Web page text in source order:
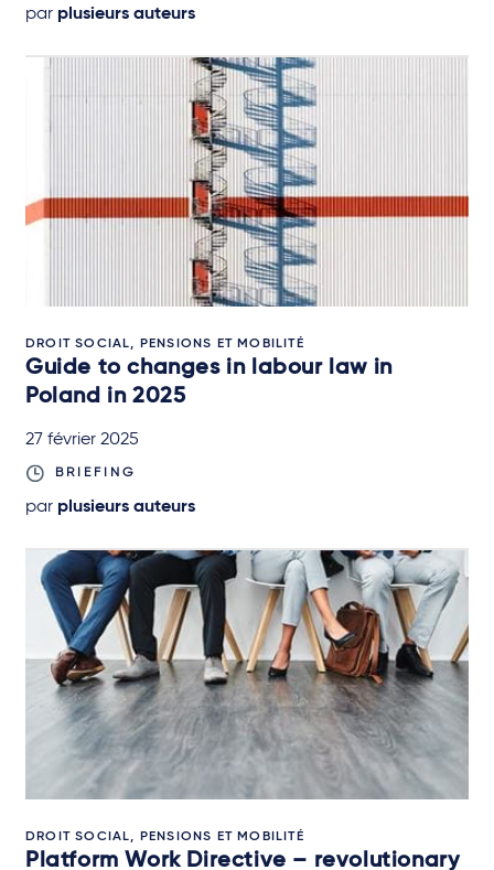
par plusieurs auteurs
DROIT SOCIAL, PENSIONS ET MOBILITÉ
Guide to changes in labour law in
Poland in 2025
27 février 2025
BRIEFING
par plusieurs auteurs
DROIT SOCIAL, PENSIONS ET MOBILITÉ
Platform Work Directive – revolutionary